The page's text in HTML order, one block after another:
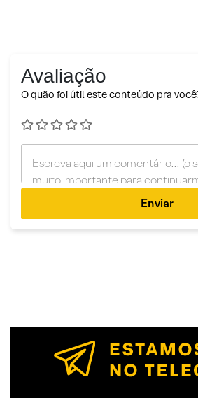
Avaliação
O quão foi útil este conteúdo pra
Enviar